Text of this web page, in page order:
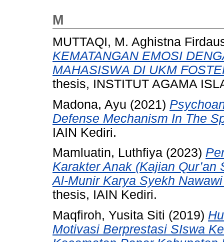
M
MUTTAQI, M. Aghistna
KEMATANGAN EMOSI
MAHASISWA DI UKM
thesis, INSTITUT AGAMA
Madona, Ayu (2021)
Defense Mechanism In The
IAIN Kediri.
Mamluatin, Luthfiya (2023)
Karakter Anak (Kajian
Al-Munir Karya Syekh
thesis, IAIN Kediri.
Maqfiroh, Yusita Siti (2019)
Motivasi Berprestasi SIswa